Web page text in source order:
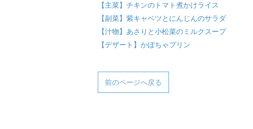
【主菜】チキンのトマト煮かけライス
【副菜】紫キャベツとにんじんのサラダ
【汁物】あさりと小松菜のミルクスープ
【デザート】かぼちゃプリン
前のページへ戻る